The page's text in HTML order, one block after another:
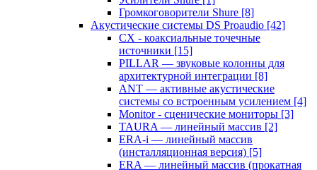
Громкоговорители Shure [8]
Акустические системы DS Proaudio [42]
CX - коаксиальные точечные
источники [15]
PILLAR — звуковые колонны для
архитектурной интеграции [8]
ANT — активные акустические
системы со встроенным усилением [4]
Monitor - сценические мониторы [3]
TAURA — линейный массив [2]
ERA-i — линейный массив
(инсталляционная версия) [5]
ERA — линейный массив (прокатная